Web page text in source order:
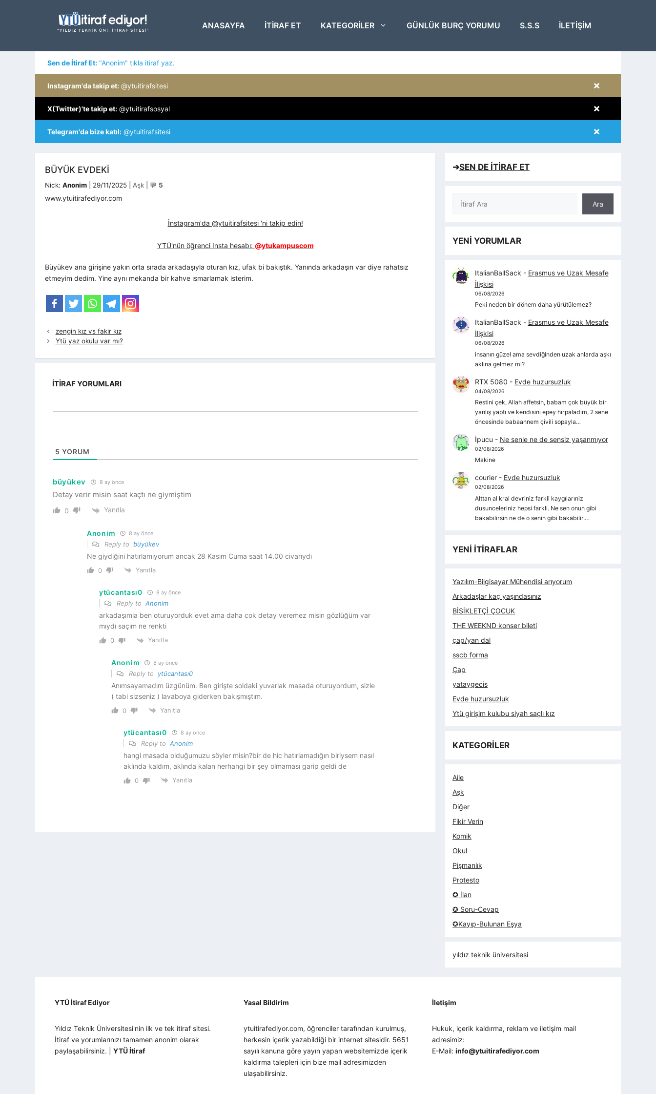
ANASAYFA ITIRAF ET KATEGORILER GÜNLÜK BURÇ YORUMU S.S.S İLETIŞIM
Sen de İtiraf Et: "Anonim" tıkla itiraf yaz.
×
Instagram'da takip et: @ytuitirafsitesi
×
X(Twitter)'te takip et: @ytuitirafsosyal
×
Telegram'da bize katıl: @ytuitirafsitesi
BÜYÜK EVDEKI
Nick: Anonim 29/11/2025 Kategoriler
Aşk 💬 5
www.ytuitirafediyor.com
İnstagram'da @ytuitirafsitesi 'ni takip edin!
YTÜ'nün öğrenci Insta hesabı: @ytukampuscom
Büyükev ana girişine yakın orta sırada arkadaşıyla oturan kız, ufak bi bakıştık. Yanında arkadaşın var diye rahatsız
etmeyim dedim. Yine aynı mekanda bir kahve ısmarlamak isterim.
zengin kız vs fakir kız
Ytü yaz okulu var mı?
İTIRAF YORUMLARI
5 YORUM
büyükev 8 ay önce
Detay verir misin saat kaçtı ne giymiştim
0 Yanıtla
Anonim 8 ay önce
Reply to büyükev
Ne giydiğini hatırlamıyorum ancak 28 Kasım Cuma saat 14.00 civarıydı
0 Yanıtla
ytücantası0 8 ay önce
Reply to Anonim
arkadaşımla ben oturuyorduk evet ama daha cok detay veremez misin gözlüğüm var
mıydı saçım ne renkti
0 Yanıtla
Anonim 8 ay önce
Reply to ytücantası0
Anımsayamadım üzgünüm. Ben girişte soldaki yuvarlak masada oturuyordum, sizle
( tabi sizseniz ) lavaboya giderken bakışmıştım.
0 Yanıtla
ytücantası0 8 ay önce
Reply to Anonim
hangi masada olduğumuzu söyler misin?bir de hic hatırlamadığın biriysem nasıl
aklında kaldım, aklında kalan herhangi bir şey olmaması garip geldi de
0 Yanıtla
➔SEN DE İTİRAF ET
Ara
Ara
YENİ YORUMLAR
ItalianBallSack - Erasmus ve Uzak Mesafe
İlişkisi
06/08/2026
Peki neden bir dönem daha yürütülemez?
ItalianBallSack - Erasmus ve Uzak Mesafe
İlişkisi
06/08/2026
insanın güzel ama sevdiğinden uzak anlarda aşkı
aklına gelmez mi?
RTX 5080 - Evde huzursuzluk
04/08/2026
Restini çek, Allah affetsin, babam çok büyük bir
yanlış yaptı ve kendisini epey hırpaladım, 2 sene
öncesinde babaannem çivili sopayla…
İpucu - Ne senle ne de sensiz yaşanmıyor
02/08/2026
Makine
courier- Evde huzursuzluk
02/08/2026
Alttan al kral devriniz farkli kaygılarıniz
dusunceleriniz hepsi farkli. Ne sen onun gibi
bakabilirsin ne de o senin gibi bakabilir.…
YENİ İTİRAFLAR
Yazılım-Bilgisayar Mühendisi arıyorum
Arkadaşlar kaç yaşındasınız
BİSİKLETÇİ ÇOCUK
THE WEEKND konser bileti
çap/yan dal
sscb forma
Çap
yataygecis
Evde huzursuzluk
Ytü girişim kulubu siyah saçlı kız
KATEGORİLER
Aile
Aşk
Diğer
Fikir Verin
Komik
Okul
Pişmanlık
Protesto
✪ İlan
✪ Soru-Cevap
✪Kayıp-Bulunan Eşya
yıldız teknik üniversitesi
YTÜ İtiraf Ediyor
Yıldız Teknik Üniversitesi'nin ilk ve tek itiraf sitesi.
İtiraf ve yorumlarınızı tamamen anonim olarak
paylaşabilirsiniz. | YTÜ İtiraf
Yasal Bildirim
ytuitirafediyor.com, öğrenciler tarafından kurulmuş,
herkesin içerik yazabildiği bir internet sitesidir. 5651
sayılı kanuna göre yayın yapan websitemizde içerik
kaldırma talepleri için bize mail adresimizden
ulaşabilirsiniz.
İletişim
Hukuk, içerik kaldırma, reklam ve iletişim mail
adresimiz:
E-Mail:info@ytuitirafediyor.com